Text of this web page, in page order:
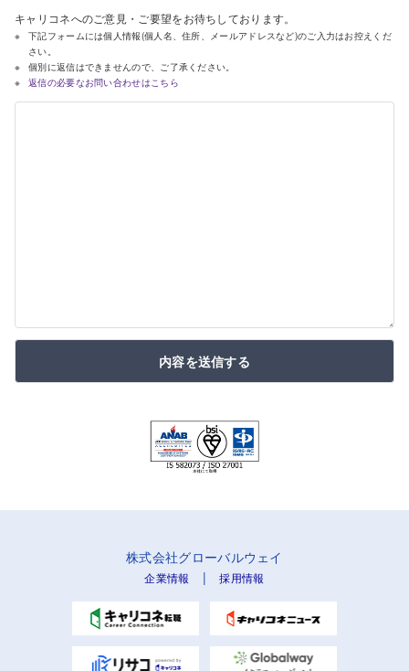
キャリコネへのご意見・ご要望をお待ちしております。
下記フォームには個人情報(個人名、住所、メールアドレスなど)のご入力はお控えくだ
さい。
個別に返信はできませんので、ご了承ください。
返信の必要なお問い合わせはこちら
内容を送信する
株式会社グローバルウェイ
企業情報 |採用情報